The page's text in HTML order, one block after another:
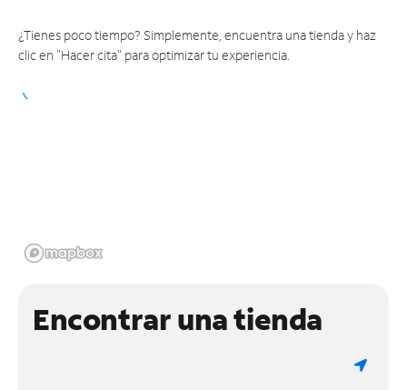
¿Tienes poco tiempo? Simplemente, encuentra una tienda y haz
clic en "Hacer cita" para optimizar tu experiencia.
Encontrar una tienda